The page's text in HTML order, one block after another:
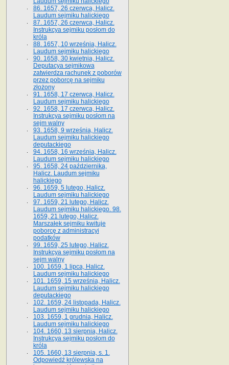
86. 1657, 26 czerwca, Halicz.
Laudum sejmiku halickiego
87. 1657, 26 czerwca, Halicz.
Instrukcya sejmiku posłom do
króla
88. 1657, 10 września, Halicz.
Laudum sejmiku halickiego
90. 1658, 30 kwietnia, Halicz.
Deputacya sejmikowa
zatwierdza rachunek z poborów
przez poborcę na sejmiku
złożony
91. 1658, 17 czerwca, Halicz.
Laudum sejmiku halickiego
92. 1658, 17 czerwca, Halicz.
Instrukcya sejmiku posłom na
sejm walny
93. 1658, 9 września, Halicz.
Laudum sejmiku halickiego
deputackiego
94. 1658, 16 września, Halicz.
Laudum sejmiku halickiego
95. 1658, 24 października,
Halicz. Laudum sejmiku
halickiego
96. 1659, 5 lutego, Halicz.
Laudum sejmiku halickiego
97. 1659, 21 lutego, Halicz.
Laudum sejmiku halickiego. 98.
1659, 21 lutego, Halicz.
Marszałek sejmiku kwituje
poborcę z administracyi
podatków
99. 1659, 25 lutego, Halicz.
Instrukcya sejmiku posłom na
sejm walny
100. 1659, 1 lipca, Halicz.
Laudum sejmiku halickiego
101. 1659, 15 września, Halicz.
Laudum sejmiku halickiego
deputackiego
102. 1659, 24 listopada, Halicz.
Laudum sejmiku halickiego
103. 1659, 1 grudnia, Halicz.
Laudum sejmiku halickiego
104. 1660, 13 sierpnia, Halicz.
Instrukcya sejmiku posłom do
króla
105. 1660, 13 sierpnia, s. 1.
Odpowiedź królewska na